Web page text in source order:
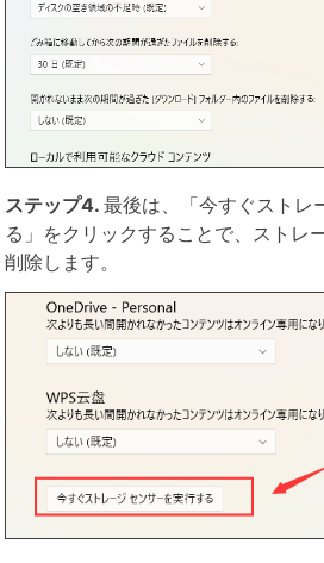
ステップ4.最後は、「今すぐストレ
る」をクリックすることで、ストレ
削除します。